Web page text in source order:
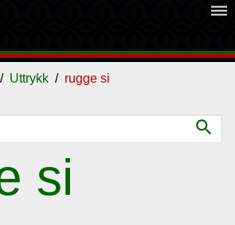
dehaze
Uttrykk rugge si
search
si